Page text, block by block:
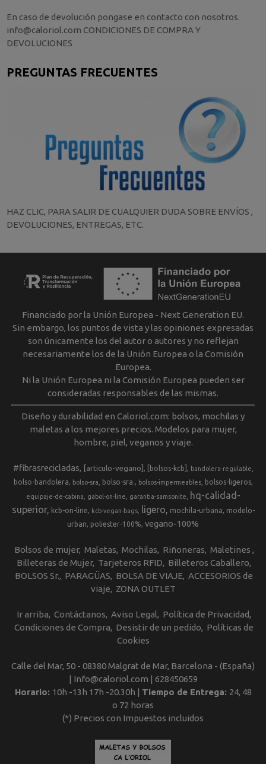
En caso de devolución pongase en contacto con nosotros.
info@caloriol.com CONDICIONES DE COMPRA Y
DEVOLUCIONES
PREGUNTAS FRECUENTES
HAZ CLIC, PARA SALIR DE CUALQUIER DUDA SOBRE ENVÍOS ,
DEVOLUCIONES, ENTREGAS, ETC.
Financiado por la Unión Europea - Next Generation EU.
Sin embargo, los puntos de vista y las opiniones expresadas
son únicamente los del autor o autores y no reflejan
necesariamente los de la Unión Europea o la Comisión
Europea.
Ni la Unión Europea ni la Comisión Europea pueden ser
consideradas responsables de las mismas.
Diseño y durabilidad en Caloriol.com: bolsos, mochilas y
maletas a los mejores precios. Modelos para mujer,
hombre, piel, veganos y viaje.
#fibrasrecicladas [articulo-vegano] [bolsos-kcb] bandolera-regulable
bolso-bandolera bolso-sra bolso-sra. bolsos-impermeables bolsos-ligeros
equipaje-de-cabina gabol-on-line garantia-samsonite
hq-calidad-
superior
kcb-on-line kcb-vegan-bags ligero mochila-urbana
modelo-
urban
poliester-100% vegano-100%
Bolsos de mujer Maletas Mochilas Riñoneras Maletines
Billeteras de Mujer Tarjeteros RFID
Billeteros Caballero
BOLSOS Sr.
PARAGÜAS BOLSA DE VIAJE ACCESORIOS de
viaje
ZONA OUTLET
Ir arriba Contáctanos Aviso Legal
Política de Privacidad
Condiciones de Compra
Desistir de un pedido
Políticas de
Cookies
Calle del Mar, 50 - 08380 Malgrat de Mar, Barcelona - (España)
| Info@caloriol.com | 628450659
Horario: 10h -13h 17h -20.30h | Tiempo de Entrega: 24, 48
o 72 horas
(*) Precios con Impuestos incluidos